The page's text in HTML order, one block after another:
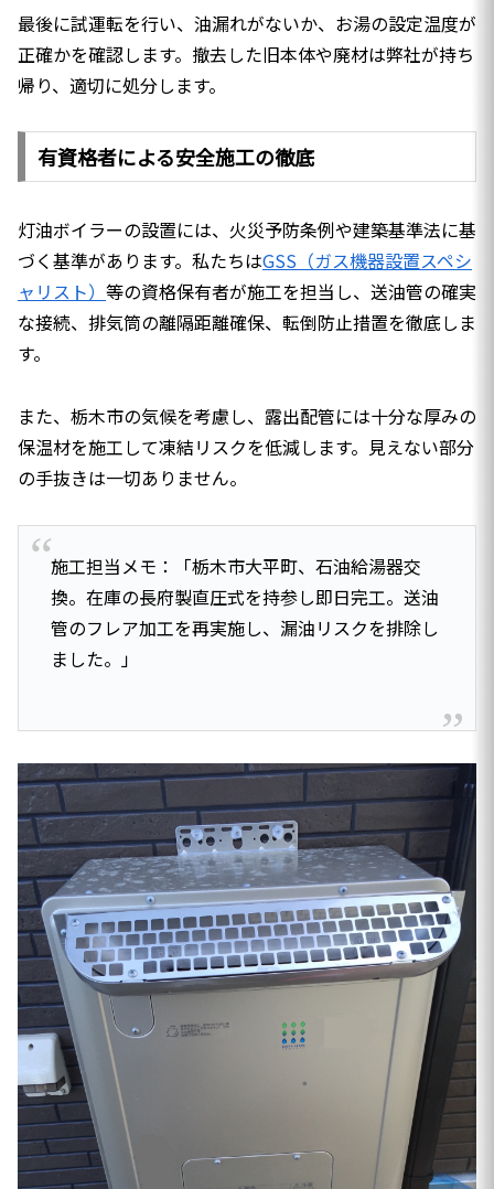
最後に試運転を行い、油漏れがないか、お湯の設定温度が
正確かを確認します。撤去した旧本体や廃材は弊社が持ち
帰り、適切に処分します。
有資格者による安全施工の徹底
灯油ボイラーの設置には、火災予防条例や建築基準法に基
づく基準があります。私たちはGSS（ガス機器設置スペシ
ャリスト） 等の資格保有者が施工を担当し、送油管の確実
な接続、排気筒の離隔距離確保、転倒防止措置を徹底しま
す。
また、栃木市の気候を考慮し、露出配管には十分な厚みの
保温材を施工して凍結リスクを低減します。見えない部分
の手抜きは一切ありません。
施工担当メモ：「栃木市大平町、石油給湯器交
換。在庫の長府製直圧式を持参し即日完工。送油
管のフレア加工を再実施し、漏油リスクを排除し
ました。」